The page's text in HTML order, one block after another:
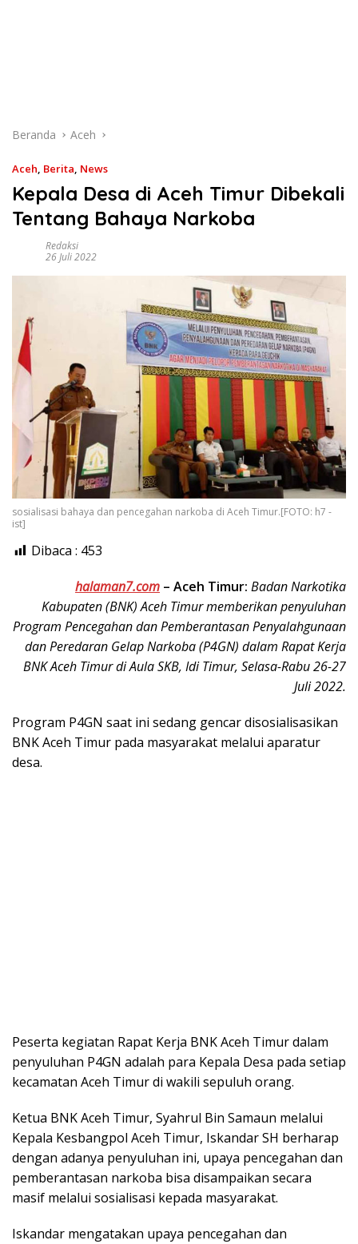
Beranda Aceh
Aceh, Berita, News
Kepala Desa di Aceh Timur Dibekali
Tentang Bahaya Narkoba
Redaksi
26 Juli 2022
sosialisasi bahaya dan pencegahan narkoba di Aceh Timur.[FOTO: h7 -
ist]
Dibaca : 453
halaman7.com – Aceh Timur: Badan Narkotika
Kabupaten (BNK) Aceh Timur memberikan penyuluhan
Program Pencegahan dan Pemberantasan Penyalahgunaan
dan Peredaran Gelap Narkoba (P4GN) dalam Rapat Kerja
BNK Aceh Timur di Aula SKB, Idi Timur, Selasa-Rabu 26-27
Juli 2022.
Program P4GN saat ini sedang gencar disosialisasikan
BNK Aceh Timur pada masyarakat melalui aparatur
desa.
Peserta kegiatan Rapat Kerja BNK Aceh Timur dalam
penyuluhan P4GN adalah para Kepala Desa pada setiap
kecamatan Aceh Timur di wakili sepuluh orang.
Ketua BNK Aceh Timur, Syahrul Bin Samaun melalui
Kepala Kesbangpol Aceh Timur, Iskandar SH berharap
dengan adanya penyuluhan ini, upaya pencegahan dan
pemberantasan narkoba bisa disampaikan secara
masif melalui sosialisasi kepada masyarakat.
Iskandar mengatakan upaya pencegahan dan